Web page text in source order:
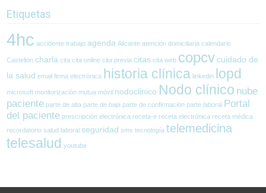
Etiquetas
4hc accidente trabajo agenda Alicante atención domiciliaria calendario
Castellón charla cita cita online cita previa citas cita web copcv cuidado de
la salud email firma electrónica historia clínica linkedin lopd
microsoft monitorización mutua móvil nodoclinico Nodo clínico nube
paciente parte de alta parte de baja parte de confirmación parte laboral Portal
del paciente prescripción electrónica receta-e receta electrónica receta médica
recordatorio salud laboral seguridad sms tecnología telemedicina
telesalud youtube